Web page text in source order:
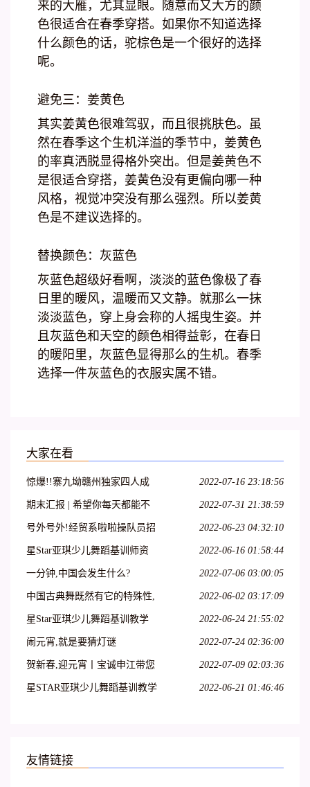
来的大雁，尤其显眼。随意而又大方的颜
色很适合在春季穿搭。如果你不知道选择
什么颜色的话，驼棕色是一个很好的选择
呢。
避免三：姜黄色
其实姜黄色很难驾驭，而且很挑肤色。虽
然在春季这个生机洋溢的季节中，姜黄色
的率真洒脱显得格外突出。但是姜黄色不
是很适合穿搭，姜黄色没有更偏向哪一种
风格，视觉冲突没有那么强烈。所以姜黄
色是不建议选择的。
替换颜色：灰蓝色
灰蓝色超级好看啊，淡淡的蓝色像极了春
日里的暖风，温暖而又文静。就那么一抹
淡淡蓝色，穿上身会称的人摇曳生姿。并
且灰蓝色和天空的颜色相得益彰，在春日
的暖阳里，灰蓝色显得那么的生机。春季
选择一件灰蓝色的衣服实属不错。
大家在看
惊爆!!寨九坳赣州独家四人成
团天天发!!!
2022-07-16 23:18:56
期末汇报 | 希望你每天都能不
愧芳华地起舞
2022-07-31 21:38:59
号外号外!经贸系啦啦操队员招
募开始啦!
2022-06-23 04:32:10
星Star亚琪少儿舞蹈基训师资
班在吕梁爱艺开课啦!
2022-06-16 01:58:44
一分钟,中国会发生什么? 2022-07-06 03:00:05
中国古典舞既然有它的特殊性,
那么,古典舞演员就必须具备表
2022-06-02 03:17:09
星Star亚琪少儿舞蹈基训教学
法师资班第二十七期—呼和浩
2022-06-24 21:55:02
闹元宵,就是要猜灯谜 2022-07-24 02:36:00
贺新春,迎元宵丨宝诚申江带您
一起猜灯谜
2022-07-09 02:03:36
星STAR亚琪少儿舞蹈基训教学
2022-06-21 01:46:46
友情链接